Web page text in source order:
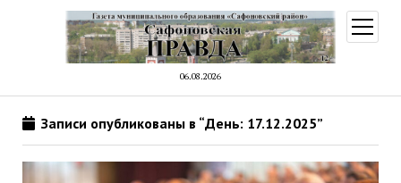
06.08.2026
меню
Записи опубликованы в “День: 17.12.2025”